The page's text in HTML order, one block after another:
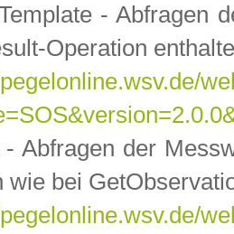
- Abfragen
Operation
- Abfragen der
wie bei